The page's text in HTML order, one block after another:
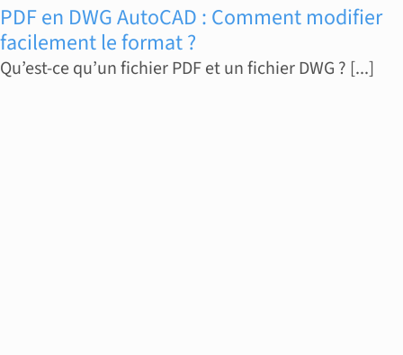
PDF en DWG AutoCAD : Comment modifier
facilement le format ?
Qu’est-ce qu’un fichier PDF et un fichier DWG ? [...]